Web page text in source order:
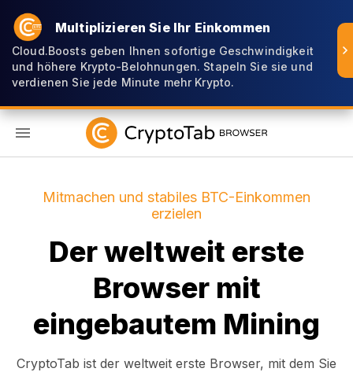
Multiplizieren Sie Ihr Einkommen
Cloud.Boosts geben Ihnen sofortige Geschwindigkeit
und höhere Krypto-Belohnungen. Stapeln Sie sie und
verdienen Sie jede Minute mehr Krypto.
Mitmachen und stabiles BTC-Einkommen
erzielen
Der weltweit erste
Browser mit
eingebautem Mining
CryptoTab ist der weltweit erste Browser, mit dem Sie